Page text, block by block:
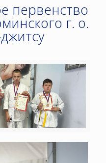
первенство
г. о.